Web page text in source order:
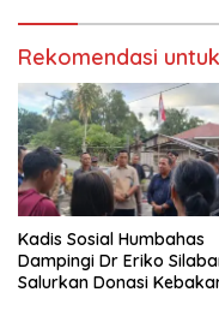
Rekomendasi
Kadis Sosial Humbahas
Dampingi Dr Eriko
Salurkan Donasi